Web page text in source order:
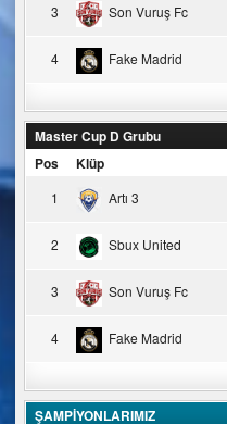
3 Son Vuruş Fc
4 Fake Madrid
Master Cup D Grubu
Pos
Klüp
1 Artı 3
2 Sbux United
3 Son Vuruş Fc
4 Fake Madrid
ŞAMPİYONLARIMIZ